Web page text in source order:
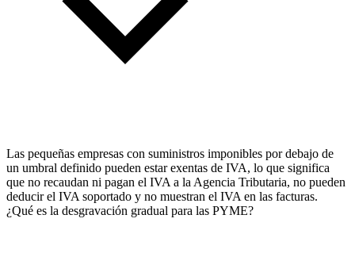
Las pequeñas empresas con suministros imponibles por debajo de
un umbral definido pueden estar exentas de IVA, lo que significa
que no recaudan ni pagan el IVA a la Agencia Tributaria, no pueden
deducir el IVA soportado y no muestran el IVA en las facturas.
¿Qué es la desgravación gradual para las PYME?